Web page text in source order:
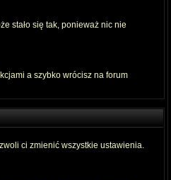
stało się tak, ponieważ nic nie
a szybko wrócisz na forum
ci zmienić wszystkie ustawienia.